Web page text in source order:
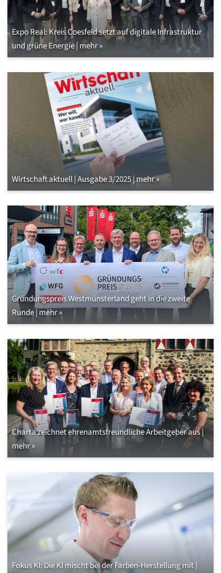
Expo Real: Kreis Coesfeld setzt auf digitale Infrastruktur
und grüne Energie | mehr »
Wirtschaft aktuell | Ausgabe 3/2025 | mehr »
Gründungspreis Westmünsterland geht in die zweite
Runde | mehr »
Charta zeichnet ehrenamtsfreundliche Arbeitgeber aus |
mehr »
Fokus KI: Die KI mischt bei der Farben-Herstellung mit |